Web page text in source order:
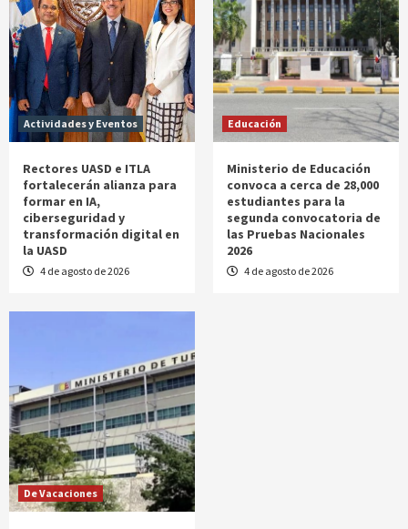
Actividades y Eventos
Rectores UASD e ITLA
fortalecerán alianza para
formar en IA,
ciberseguridad y
transformación digital en
la UASD
4 de agosto de 2026
Educación
Ministerio de Educación
convoca a cerca de 28,000
estudiantes para la
segunda convocatoria de
las Pruebas Nacionales
2026
4 de agosto de 2026
De Vacaciones